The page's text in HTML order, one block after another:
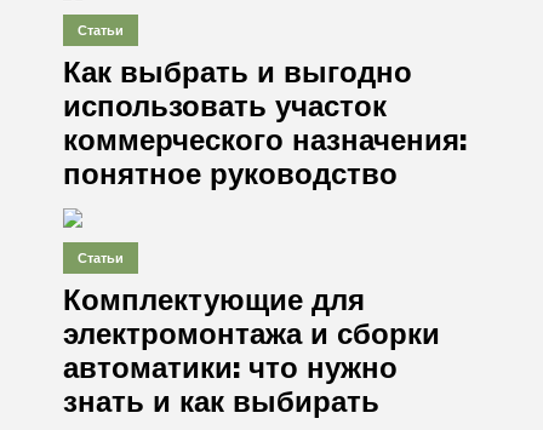
Статьи
Как выбрать и выгодно
использовать участок
коммерческого назначения:
понятное руководство
Статьи
Комплектующие для
электромонтажа и сборки
автоматики: что нужно
знать и как выбирать